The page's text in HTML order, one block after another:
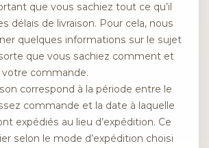
que vous sachiez tout ce qu’il
délais de livraison. Pour cela, nous
quelques informations sur le sujet
que vous sachiez comment et
commande.
correspond à la période entre le
commande et la date à laquelle
expédiés au lieu d’expédition. Ce
selon le mode d’expédition choisi